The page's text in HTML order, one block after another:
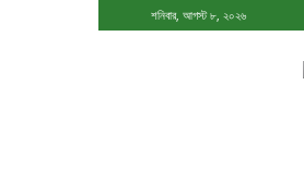
শনিবার, আগস্ট ৮, ২০২৬